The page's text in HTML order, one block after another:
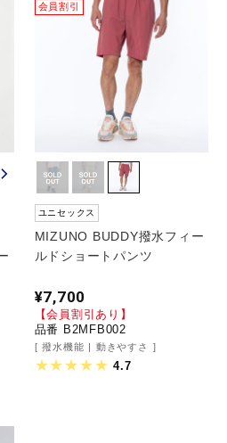
グッズ
ープ
イズ
会員割引
ユニセックス
MIZUNO BUDDY撥水フィー
ルドショートパンツ
¥7,700
【会員割引あり】
品番 B2MFB002
撥水機能 動きやすさ
4.7